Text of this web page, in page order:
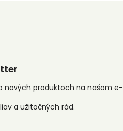
produktoch na našom